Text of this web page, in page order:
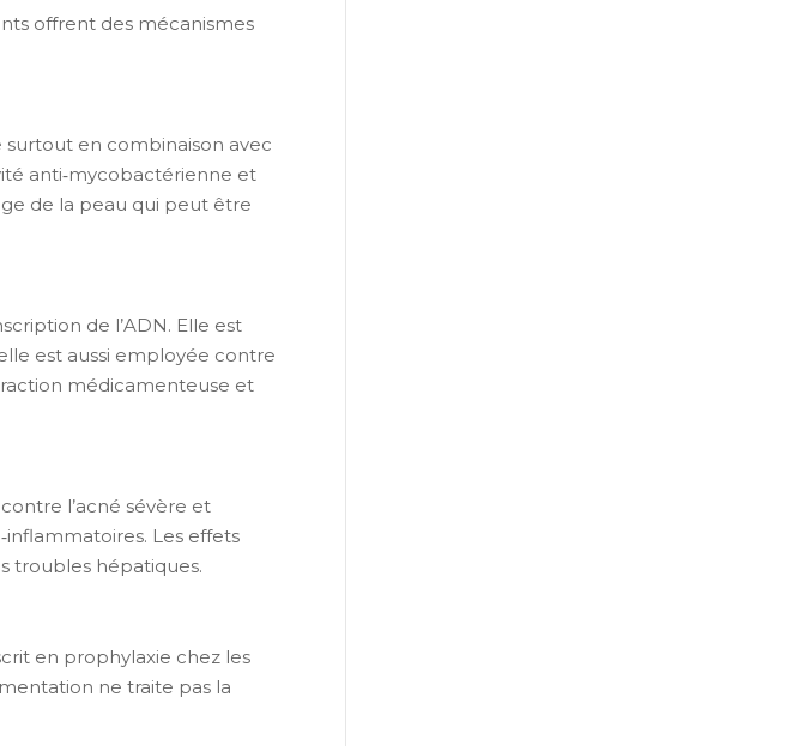
offrent des mécanismes
surtout en combinaison avec
anti‑mycobactérienne et
de la peau qui peut être
de l’ADN. Elle est
est aussi employée contre
médicamenteuse et
l’acné sévère et
Les effets
troubles hépatiques.
en prophylaxie chez les
ne traite pas la